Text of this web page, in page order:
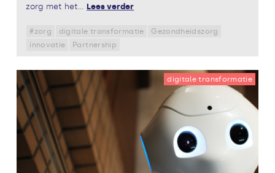
zorg met het... Lees verder
#zorg digitale transformatie
Gezondheidszorg
innovatie
Partnership
digitale transformatie